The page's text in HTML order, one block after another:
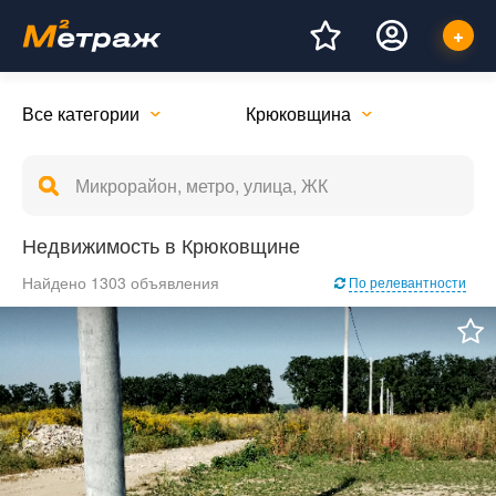
Все категории Крюковщина
Недвижимость в Крюковщине
Найдено 1303 объявления По релевантности